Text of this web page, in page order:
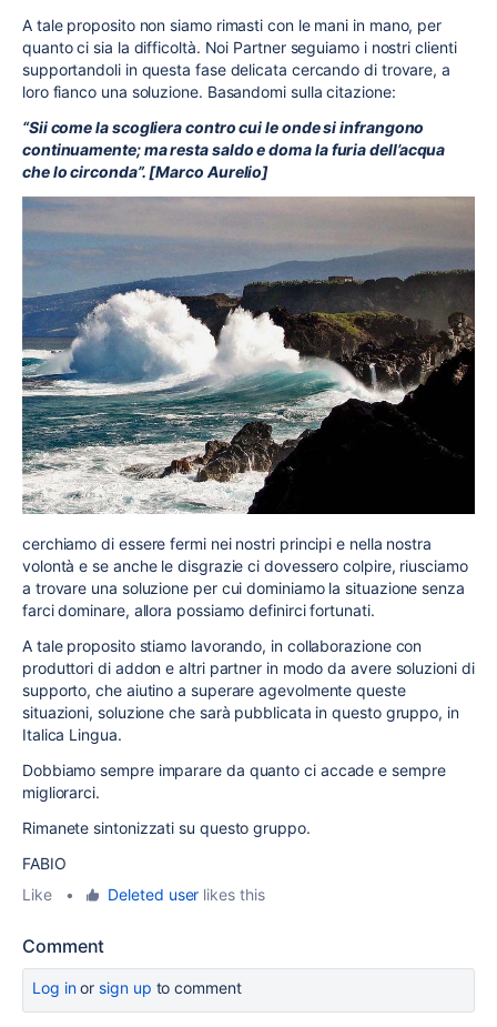
A tale proposito non siamo rimasti con le mani in mano, per
quanto ci sia la difficoltà. Noi Partner seguiamo i nostri clienti
supportandoli in questa fase delicata cercando di trovare, a
loro fianco una soluzione. Basandomi sulla citazione:
“Sii come la scogliera contro cui le onde si infrangono
continuamente; ma resta saldo e doma la furia dell’acqua
che lo circonda”. [Marco Aurelio]
cerchiamo di essere fermi nei nostri principi e nella nostra
volontà e se anche le disgrazie ci dovessero colpire, riusciamo
a trovare una soluzione per cui dominiamo la situazione senza
farci dominare, allora possiamo definirci fortunati.
A tale proposito stiamo lavorando, in collaborazione con
produttori di addon e altri partner in modo da avere soluzioni di
supporto, che aiutino a superare agevolmente queste
situazioni, soluzione che sarà pubblicata in questo gruppo, in
Italica Lingua.
Dobbiamo sempre imparare da quanto ci accade e sempre
migliorarci.
Rimanete sintonizzati su questo gruppo.
FABIO
Like
• Deleted user likes this
Comment
Log inor sign up to comment